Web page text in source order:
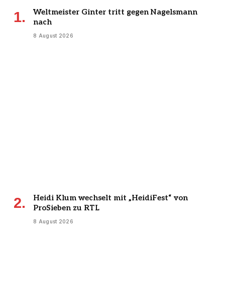
Weltmeister Ginter tritt gegen Nagelsmann
nach
8 August 2026
Heidi Klum wechselt mit „HeidiFest“ von
ProSieben zu RTL
8 August 2026